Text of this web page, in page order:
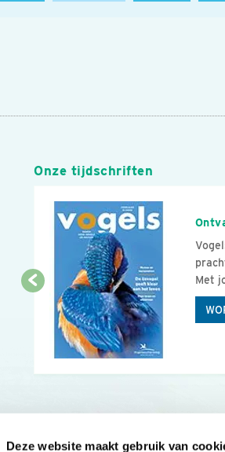
Deze website maakt gebruik van
Onze tijdschriften
Met